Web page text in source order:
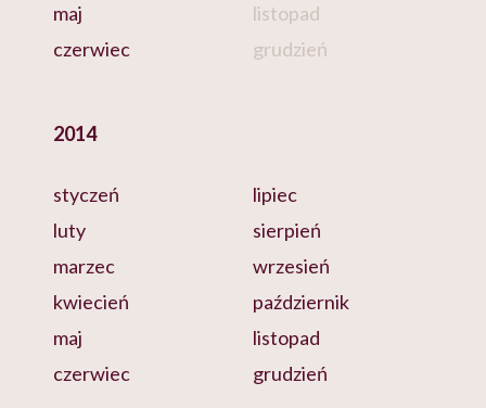
maj
czerwiec
listopad
grudzień
2014
styczeń
luty
marzec
kwiecień
maj
czerwiec
lipiec
sierpień
wrzesień
październik
listopad
grudzień